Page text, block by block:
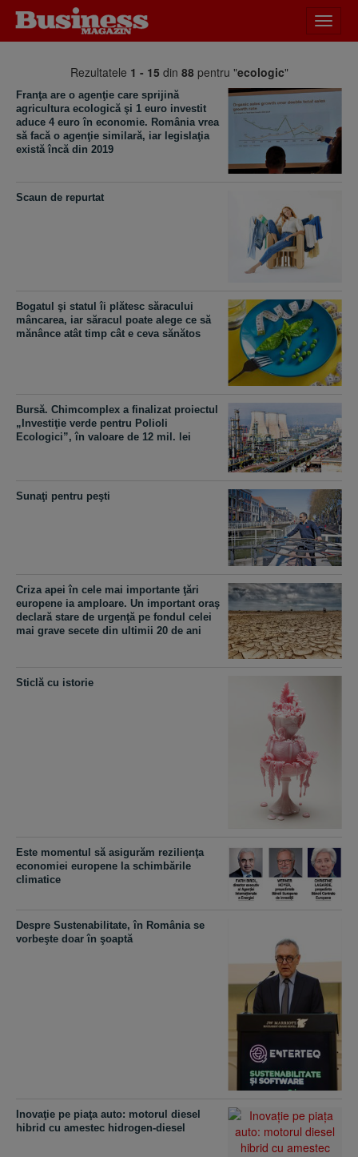
meniu
Rezultatele 1 - 15 din 88pentru "ecologic"
Franţa are o agenţie care sprijină
agricultura ecologică şi 1 euro investit
aduce 4 euro în economie. România vrea
să facă o agenţie similară, iar legislaţia
există încă din 2019
Scaun de repurtat
Bogatul şi statul îi plătesc săracului
mâncarea, iar săracul poate alege ce să
mănânce atât timp cât e ceva sănătos
Bursă. Chimcomplex a finalizat proiectul
„Investiţie verde pentru Polioli
Ecologici”, în valoare de 12 mil. lei
Sunaţi pentru peşti
Criza apei în cele mai importante ţări
europene ia amploare. Un important oraş
declară stare de urgenţă pe fondul celei
mai grave secete din ultimii 20 de ani
Sticlă cu istorie
Este momentul să asigurăm rezilienţa
economiei europene la schimbările
climatice
Despre Sustenabilitate, în România se
vorbeşte doar în şoaptă
Inovaţie pe piaţa auto: motorul diesel
hibrid cu amestec hidrogen-diesel